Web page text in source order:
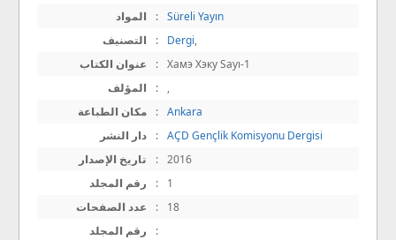
المواد : Süreli Yayın
التصنيف
: Dergi,
عنوان الكتاب
: Хамэ Хэку Sayı-1
المؤلف
:
,
مكان الطباعة
: Ankara
دار النشر
: AÇD Gençlik Komisyonu Dergisi
تاريخ الإصدار
: 2016
رقم المجلد
:
1
عدد الصفحات
:
18
رقم المجلد
: